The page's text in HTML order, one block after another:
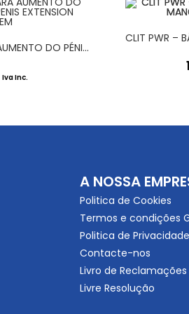
COMPRIMIDOS PARA AUMENTO DO PÉNIS 22 DAYS PENIS EXTENSION SYSTEM
Iva Inc.
A NOSSA
Politica de Cookies
Termos e condições
Politica de Privacidade
Contacte-nos
Livro de Reclamações
Livre Resolução